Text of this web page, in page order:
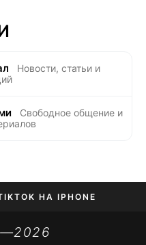
Новости, статьи и
Свободное общение и
НА IPHONE